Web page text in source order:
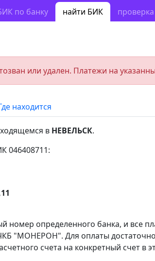
по банку найти БИК
или удален. Платежи на
находится
в НЕВЕЛЬСК.
046408711:
номер определенного банка, и все
"МОНЕРОН". Для оплаты
счета на конкретный счет в